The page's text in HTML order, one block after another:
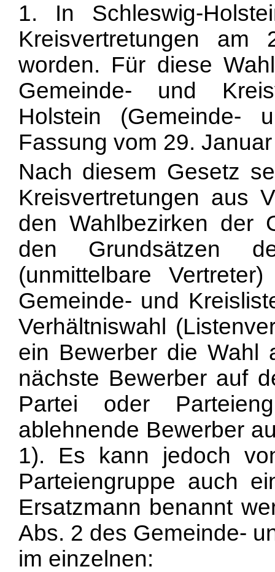
1. In Schleswig-
Kreisvertretungen
worden. Für diese
Gemeinde- und
Holstein (Gemeinde-
Fassung vom 29.
Nach diesem Gesetz
Kreisvertretungen aus
den Wahlbezirken der
den Grundsätzen
(unmittelbare
Gemeinde- und
Verhältniswahl
ein Bewerber die Wahl
nächste Bewerber auf
Partei oder
ablehnende Bewerber
1). Es kann jedoch
Parteiengruppe auch
Ersatzmann benannt
Abs. 2 des Gemeinde-
im einzelnen: